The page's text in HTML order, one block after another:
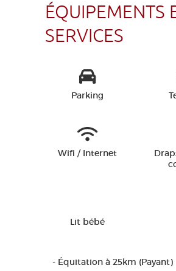
ÉQUIPEMENTS
SERVICES
Parking
Wifi / Internet
Lit bébé
- Équitation à 25km (Payant)